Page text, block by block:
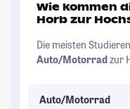
Wie kommen
Horb zur
Die meisten
Auto/Motorradzur
Auto/Motorrad